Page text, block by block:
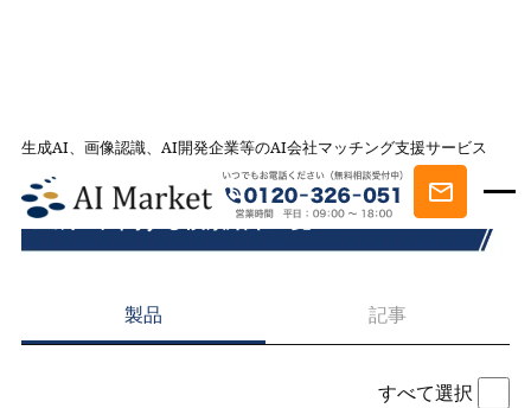
生成AI、画像認識、AI開発企業等のAI会社マッチング支援サービス
生成AIに関する検索結果一覧
製品 記事
すべて選択